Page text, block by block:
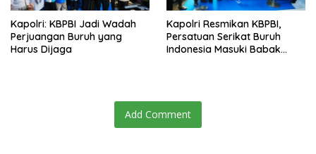
Kapolri: KBPBI Jadi Wadah
Perjuangan Buruh yang
Harus Dijaga
Kapolri Resmikan KBPBI,
Persatuan Serikat Buruh
Indonesia Masuki Babak
Add Comment